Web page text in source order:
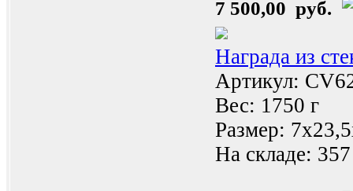
7 500,00 руб.
Награда из
Артикул:
Вес: 1750 г
Размер:
На складе: